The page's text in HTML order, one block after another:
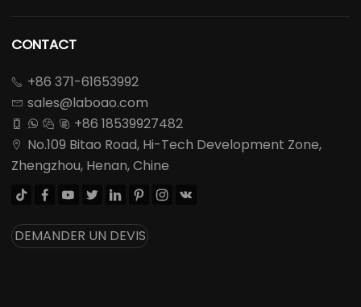
CONTACT
 +86 371-61653992
 sales@laboao.com
    +86 18539927482

No.109 Bitao Road, Hi-Tech Development Zone,
Zhengzhou, Henan, Chine
       
DEMANDER UN DEVIS